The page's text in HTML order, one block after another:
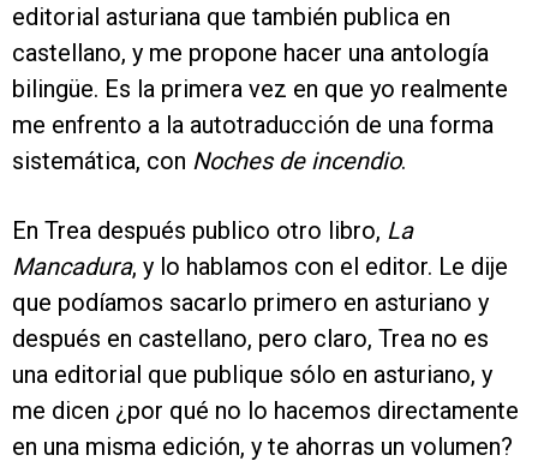
editorial asturiana que también publica en
castellano, y me propone hacer una antología
bilingüe. Es la primera vez en que yo realmente
me enfrento a la autotraducción de una forma
sistemática, con Noches de incendio.
En Trea después publico otro libro, La
Mancadura, y lo hablamos con el editor. Le dije
que podíamos sacarlo primero en asturiano y
después en castellano, pero claro, Trea no es
una editorial que publique sólo en asturiano, y
me dicen ¿por qué no lo hacemos directamente
en una misma edición, y te ahorras un volumen?